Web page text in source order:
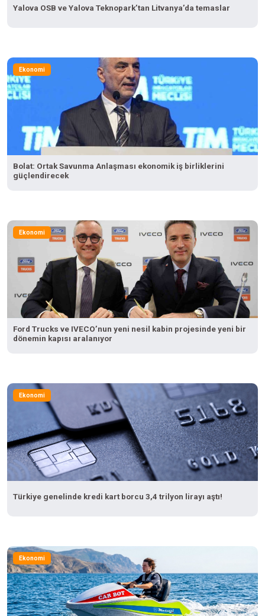
Yalova OSB ve Yalova Teknopark’tan Litvanya’da temaslar
Ekonomi
Bolat: Ortak Savunma Anlaşması ekonomik iş birliklerini
güçlendirecek
Ekonomi
Ford Trucks ve IVECO’nun yeni nesil kabin projesinde yeni bir
dönemin kapısı aralanıyor
Ekonomi
Türkiye genelinde kredi kart borcu 3,4 trilyon lirayı aştı!
Ekonomi